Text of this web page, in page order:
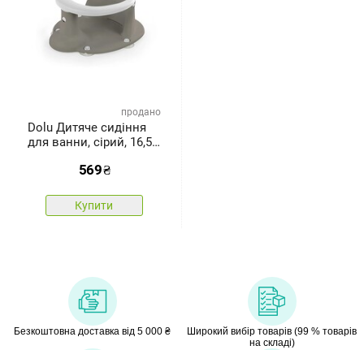
продано
Dolu Дитяче сидіння
для ванни, сірий, 16,5 x
569₴
Купити
Безкоштовна доставка від 5 000 ₴
Широкий вибір товарів (99 % товарів
на складі)